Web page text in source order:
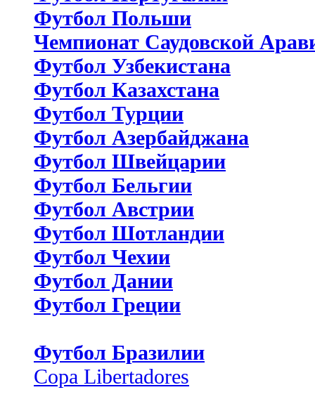
Футбол Польши
Чемпионат Саудовской
Футбол Узбекистана
Футбол Казахстана
Футбол Турции
Футбол Азербайджана
Футбол Швейцарии
Футбол Бельгии
Футбол Австрии
Футбол Шотландии
Футбол Чехии
Футбол Дании
Футбол Греции
Футбол Бразилии
Copa Libertadores